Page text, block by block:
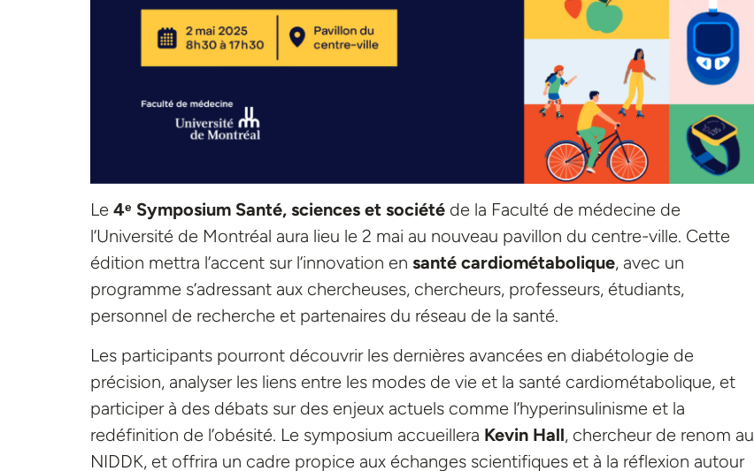
Le 4ᵉ Symposium Santé, sciences et société de la Faculté de médecine de
l’Université de Montréal aura lieu le 2 mai au nouveau pavillon du centre-ville. Cette
édition mettra l’accent sur l’innovation en santé cardiométabolique, avec un
programme s’adressant aux chercheuses, chercheurs, professeurs, étudiants,
personnel de recherche et partenaires du réseau de la santé.
Les participants pourront découvrir les dernières avancées en diabétologie de
précision, analyser les liens entre les modes de vie et la santé cardiométabolique, et
participer à des débats sur des enjeux actuels comme l’hyperinsulinisme et la
redéfinition de l’obésité. Le symposium accueillera Kevin Hall, chercheur de renom au
NIDDK, et offrira un cadre propice aux échanges scientifiques et à la réflexion autour